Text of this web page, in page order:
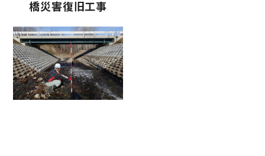
橋災害復旧工事